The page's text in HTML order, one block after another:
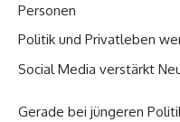
Personen
Politik und Privatleben
Social Media verstärkt
Gerade bei jüngeren